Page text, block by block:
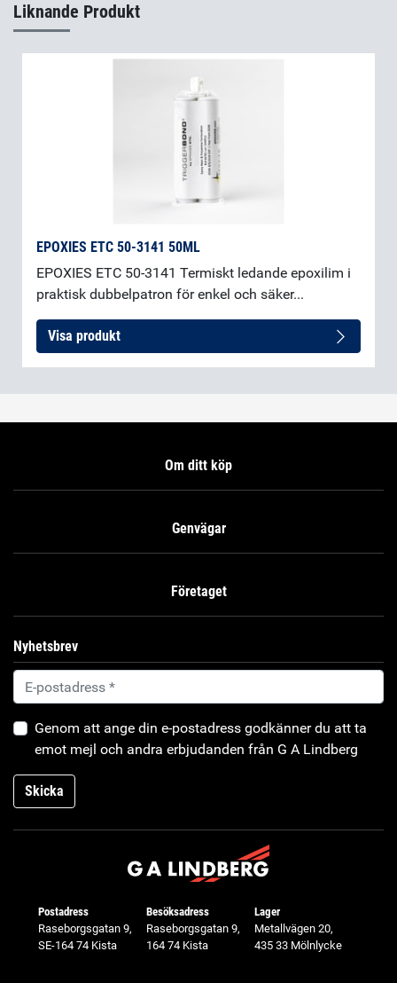
Liknande Produkt
EPOXIES ETC 50-3141 50ML
EPOXIES ETC 50-3141 Termiskt ledande epoxilim i
praktisk dubbelpatron för enkel och säker...
Visa produkt
Om ditt köp
Genvägar
Företaget
Nyhetsbrev
Genom att ange din e-postadress godkänner du att ta
emot mejl och andra erbjudanden från G A Lindberg
Skicka
Postadress
Raseborgsgatan 9,
SE-164 74 Kista
Besöksadress
Raseborgsgatan 9,
164 74 Kista
Lager
Metallvägen 20,
435 33 Mölnlycke